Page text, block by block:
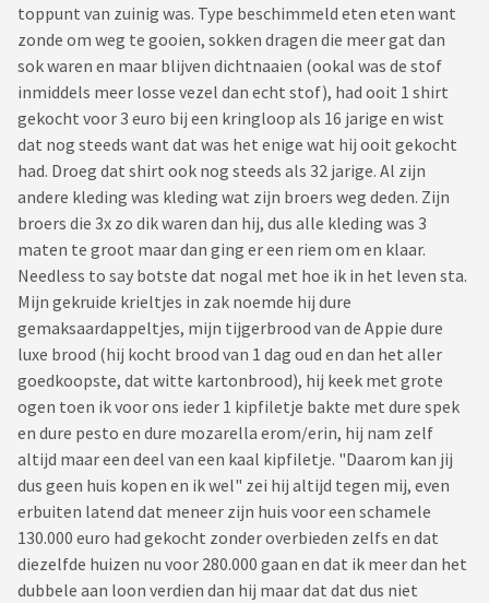
toppunt van zuinig was. Type beschimmeld eten eten want
zonde om weg te gooien, sokken dragen die meer gat dan
sok waren en maar blijven dichtnaaien (ookal was de stof
inmiddels meer losse vezel dan echt stof), had ooit 1 shirt
gekocht voor 3 euro bij een kringloop als 16 jarige en wist
dat nog steeds want dat was het enige wat hij ooit gekocht
had. Droeg dat shirt ook nog steeds als 32 jarige. Al zijn
andere kleding was kleding wat zijn broers weg deden. Zijn
broers die 3x zo dik waren dan hij, dus alle kleding was 3
maten te groot maar dan ging er een riem om en klaar.
Needless to say botste dat nogal met hoe ik in het leven sta.
Mijn gekruide krieltjes in zak noemde hij dure
gemaksaardappeltjes, mijn tijgerbrood van de Appie dure
luxe brood (hij kocht brood van 1 dag oud en dan het aller
goedkoopste, dat witte kartonbrood), hij keek met grote
ogen toen ik voor ons ieder 1 kipfiletje bakte met dure spek
en dure pesto en dure mozarella erom/erin, hij nam zelf
altijd maar een deel van een kaal kipfiletje. "Daarom kan jij
dus geen huis kopen en ik wel" zei hij altijd tegen mij, even
erbuiten latend dat meneer zijn huis voor een schamele
130.000 euro had gekocht zonder overbieden zelfs en dat
diezelfde huizen nu voor 280.000 gaan en dat ik meer dan het
dubbele aan loon verdien dan hij maar dat dat dus niet